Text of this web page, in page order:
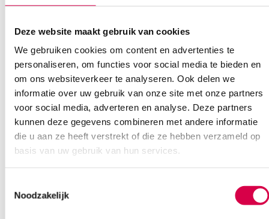
Deze website maakt gebruik van cookies
We gebruiken cookies om content en advertenties te
personaliseren, om functies voor social media te bieden en
om ons websiteverkeer te analyseren. Ook delen we
informatie over uw gebruik van onze site met onze partners
voor social media, adverteren en analyse. Deze partners
kunnen deze gegevens combineren met andere informatie
die u aan ze heeft verstrekt of die ze hebben verzameld op
basis van uw gebruik van hun services.
Noodzakelijk
Klantenservice
Heb je een vraag?
Anca helpt je!
Vind je antwoord snel en makkelijk op onze klantenservice pagina.
Of contacteer ons via een van de onderstaande opties.